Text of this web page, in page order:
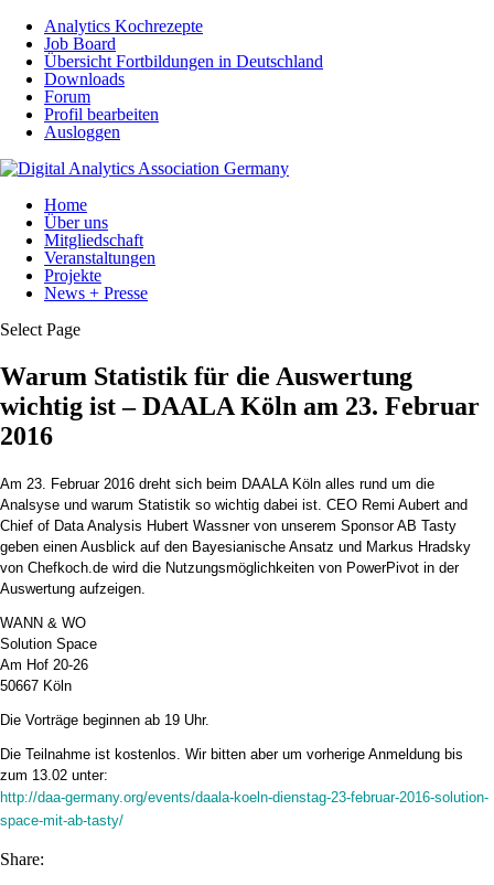
Analytics Kochrezepte
Job Board
Übersicht Fortbildungen in Deutschland
Downloads
Forum
Profil bearbeiten
Ausloggen
Home
Über uns
Mitgliedschaft
Veranstaltungen
Projekte
News + Presse
Select Page
Warum Statistik für die Auswertung
wichtig ist – DAALA Köln am 23. Februar
2016
Am 23. Februar 2016 dreht sich beim DAALA Köln alles rund um die
Analsyse und warum Statistik so wichtig dabei ist. CEO Remi Aubert and
Chief of Data Analysis Hubert Wassner von unserem Sponsor AB Tasty
geben einen Ausblick auf den Bayesianische Ansatz und Markus Hradsky
von Chefkoch.de wird die Nutzungsmöglichkeiten von PowerPivot in der
Auswertung aufzeigen.
WANN & WO
Solution Space
Am Hof 20-26
50667 Köln
Die Vorträge beginnen ab 19 Uhr.
Die Teilnahme ist kostenlos. Wir bitten aber um vorherige Anmeldung bis
zum 13.02 unter:
http://daa-germany.org/events/daala-koeln-dienstag-23-februar-2016-solution-
space-mit-ab-tasty/
Share: